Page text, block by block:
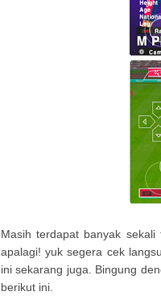
Masih terdapat banyak
apalagi! yuk segera cek
ini sekarang juga. Bingung
berikut ini.